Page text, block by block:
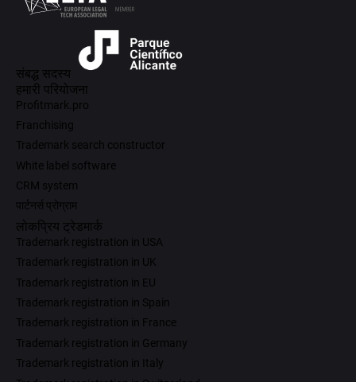
संबद्ध सदस्य
हमारी परियोजना
Profitmark.pro
Franchising
Trademark search constructor
White label software
CRM system
पार्टनर्स प्रोग्राम
लोकप्रिय ट्रेडमार्क
Trademark registration in USA
Trademark registration in UK
Trademark registration in EU
Trademark registration in Spain
Trademark registration in France
Trademark registration in Germany
Trademark registration in Italy